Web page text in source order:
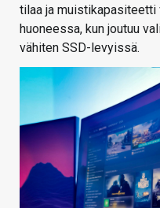
tilaa ja
huoneessa, kun joutuu
vähiten SSD-levyissä.